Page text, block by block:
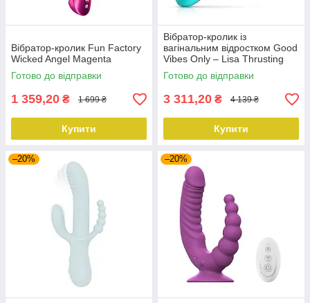
Вібратор-кролик Fun Factory
Wicked Angel Magenta
Готово до відправки
1 359,20 ₴ 1 699 ₴
Купити
Вібратор-кролик із
вагінальним відростком Good
Vibes Only – Lisa Thrusting
Rabbit Vibrator with G-Spot
Stimulator
Готово до відправки
3 311,20 ₴ 4 139 ₴
Купити
–20% –20%